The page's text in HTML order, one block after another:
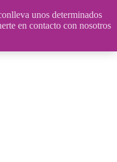
unos determinados
en contacto con nosotros